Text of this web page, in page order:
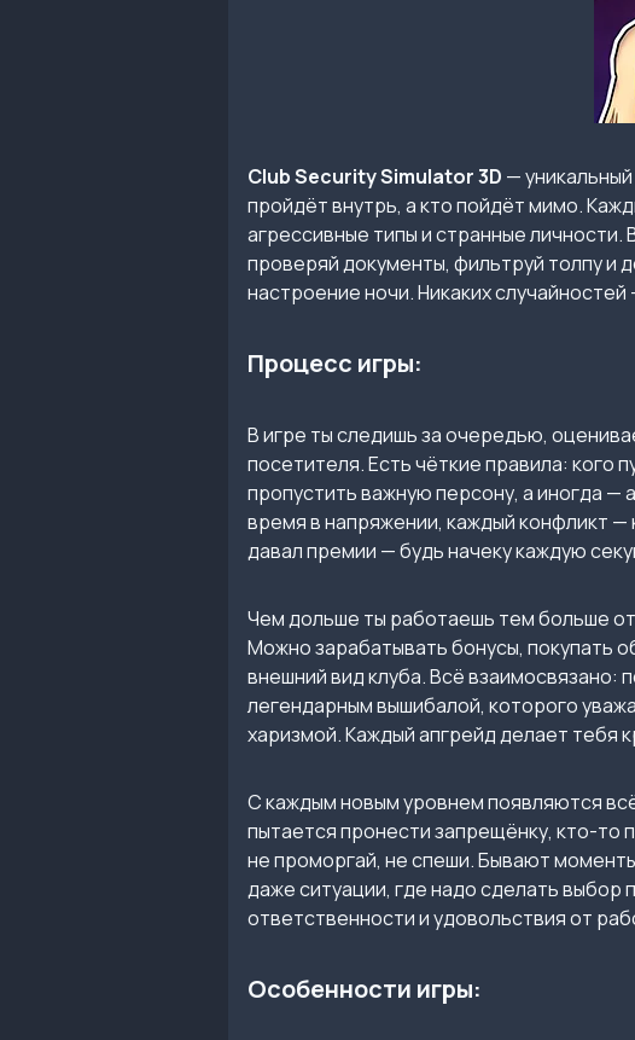
Club Security Simulator 3D —
пройдёт внутрь, а кто пойдёт мимо.
агрессивные типы и странные личности.
проверяй документы, фильтруй толпу и
настроение ночи. Никаких
Процесс игры:
В игре ты следишь за очередью,
посетителя. Есть чёткие правила: кого
пропустить важную персону, а иногда —
время в напряжении, каждый конфликт —
давал премии — будь начеку каждую
Чем дольше ты работаешь тем больше
Можно зарабатывать бонусы, покупать
внешний вид клуба. Всё взаимосвязано:
легендарным вышибалой, которого
харизмой. Каждый апгрейд делает тебя
С каждым новым уровнем появляются
пытается пронести запрещёнку, кто-то
не проморгай, не спеши. Бывают
даже ситуации, где надо сделать
ответственности и удовольствия от
Особенности игры: